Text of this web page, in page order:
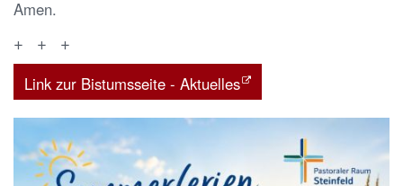
Amen.
+ + +
Link zur Bistumsseite - Aktuelles